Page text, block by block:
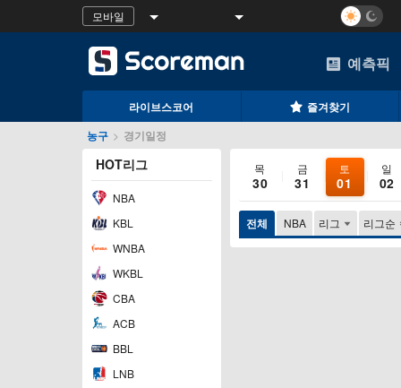
모바일
예측픽
라이브스코어
즐겨찾기
농구 > 경기일정
HOT리그
NBA
KBL
WNBA
WKBL
CBA
ACB
BBL
LNB
목
30
금
31
토
01
일
02
전체 NBA 리그 리그순